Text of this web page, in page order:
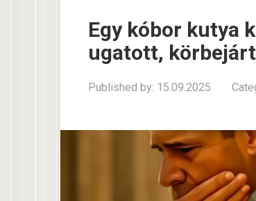
Egy kóbor kutya
ugatott,
Published by: 15.09.2025